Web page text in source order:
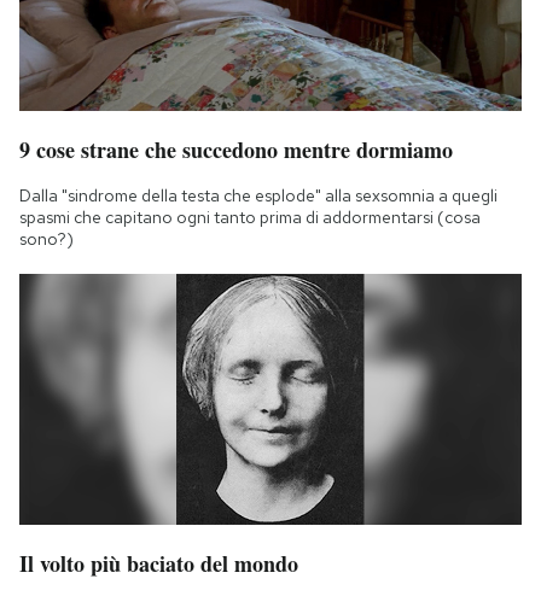
9 cose strane che succedono mentre dormiamo
Dalla "sindrome della testa che esplode" alla sexsomnia a quegli
spasmi che capitano ogni tanto prima di addormentarsi (cosa
sono?)
Il volto più baciato del mondo